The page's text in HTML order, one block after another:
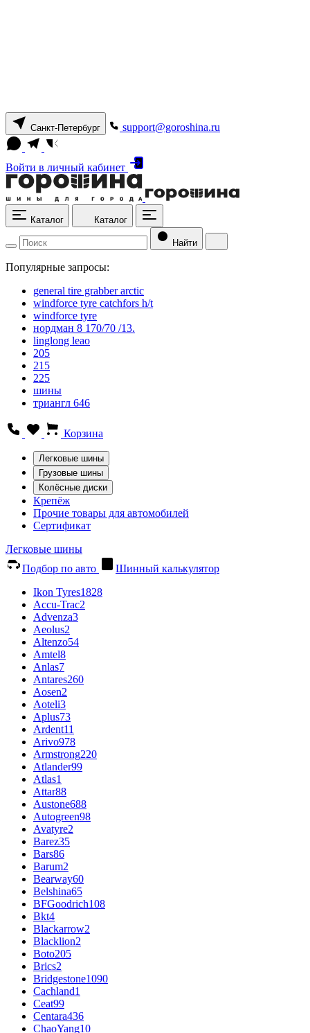
Санкт-Петербург support@goroshina.ru
Войти в личный кабинет
Каталог Каталог
Найти
Популярные запросы:
general tire grabber arctic
windforce tyre catchfors h/t
windforce tyre
нордман 8 170/70 /13.
linglong leao
205
215
225
шины
триангл 646
Корзина
Легковые шины
Грузовые шины
Колёсные диски
Крепёж
Прочие товары для автомобилей
Сертификат
Легковые шины
Подбор по авто
Шинный калькулятор
Ikon Tyres1828
Accu-Trac2
Advenza3
Aeolus2
Altenzo54
Amtel8
Anlas7
Antares260
Aosen2
Aoteli3
Aplus73
Ardent11
Arivo978
Armstrong220
Atlander99
Atlas1
Attar88
Austone688
Autogreen98
Avatyre2
Barez35
Bars86
Barum2
Bearway60
Belshina65
BFGoodrich108
Bkt4
Blackarrow2
Blacklion2
Boto205
Brics2
Bridgestone1090
Cachland1
Ceat99
Centara436
ChaoYang10